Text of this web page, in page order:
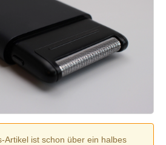
Artikel ist schon über ein halbes